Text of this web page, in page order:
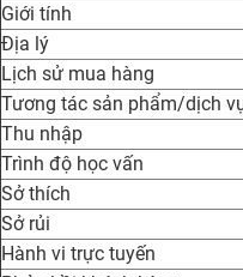
Giới tính
Địa lý
Lịch sử mua hàng
Tương tác sản phẩm/dịch
Thu nhập
Trình độ học vấn
Sở thích
Sở rủi
Hành vi trực tuyến